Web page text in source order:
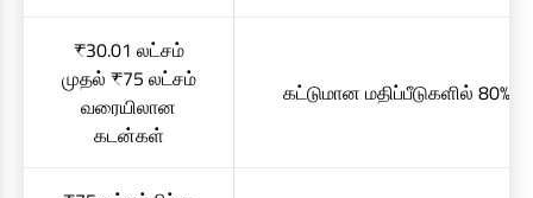
₹30.01 லட்சம்
முதல் ₹75 லட்சம்
வரையிலான
கடன்கள்
கட்டுமான மதிப்பீடுகளில் 80%